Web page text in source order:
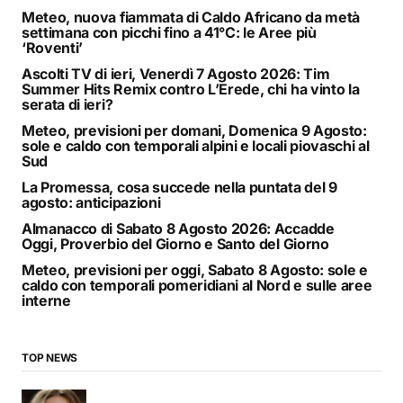
Meteo, nuova fiammata di Caldo Africano da metà
settimana con picchi fino a 41°C: le Aree più
‘Roventi’
Ascolti TV di ieri, Venerdì 7 Agosto 2026: Tim
Summer Hits Remix contro L’Erede, chi ha vinto la
serata di ieri?
Meteo, previsioni per domani, Domenica 9 Agosto:
sole e caldo con temporali alpini e locali piovaschi al
Sud
La Promessa, cosa succede nella puntata del 9
agosto: anticipazioni
Almanacco di Sabato 8 Agosto 2026: Accadde
Oggi, Proverbio del Giorno e Santo del Giorno
Meteo, previsioni per oggi, Sabato 8 Agosto: sole e
caldo con temporali pomeridiani al Nord e sulle aree
interne
TOP NEWS